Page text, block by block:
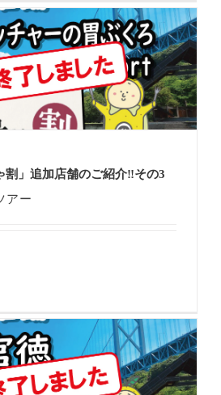
割」追加店舗のご紹介‼その3
アー